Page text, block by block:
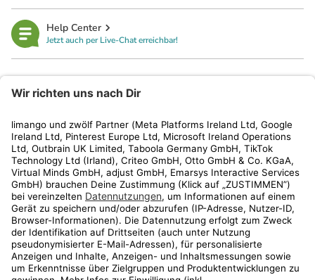
Help Center
Jetzt auch per Live-Chat erreichbar!
Kundenservice
Shop
Aktionen
Travel